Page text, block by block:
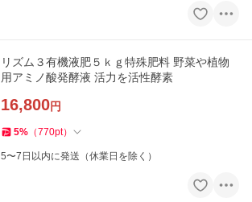
リズム３有機液肥５ｋｇ特殊肥料 野菜や植物
用アミノ酸発酵液 活力を活性酵素
16,800円
5% （770pt）
5〜7日以内に発送（休業日を除く）